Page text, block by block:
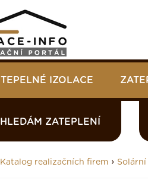
TEPELNÉ IZOLACE
HLEDÁM ZATEPLENÍ
Katalog realizačních firem ›